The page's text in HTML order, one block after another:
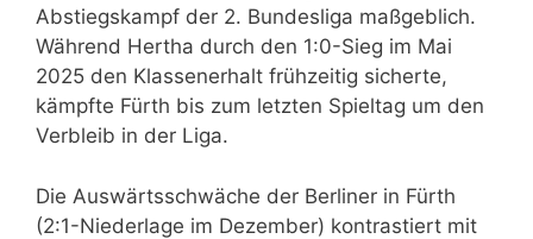
Abstiegskampf der 2. Bundesliga maßgeblich.
Während Hertha durch den 1:0-Sieg im Mai
2025 den Klassenerhalt frühzeitig sicherte,
kämpfte Fürth bis zum letzten Spieltag um den
Verbleib in der Liga.
Die Auswärtsschwäche der Berliner in Fürth
(2:1-Niederlage im Dezember) kontrastiert mit